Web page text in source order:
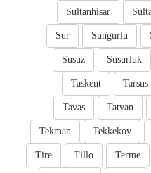
Sultanhisar
Sungurlu
Sur
Susurluk
Susuz
Tarsus
Taskent
Tatvan
Tavas
Tekkekoy
Tekman
Terme
Tillo
Tire